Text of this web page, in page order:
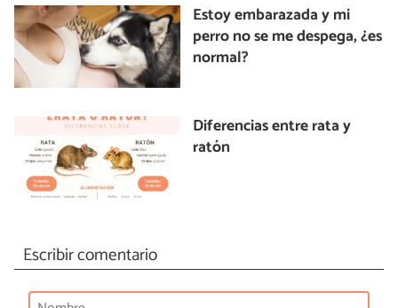
Estoy embarazada y mi
perro no se me despega, ¿es
normal?
Diferencias entre rata y
ratón
Escribir comentario